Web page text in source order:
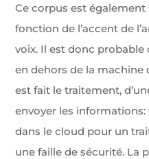
Ce corpus est également
fonction de l’accent de
voix. Il est donc probable
en dehors de la machine
est fait le traitement,
envoyer les
dans le cloud pour un
une faille de sécurité. La